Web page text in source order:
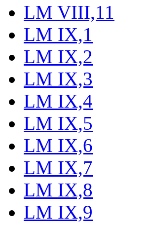
LM VIII,11
LM IX,1
LM IX,2
LM IX,3
LM IX,4
LM IX,5
LM IX,6
LM IX,7
LM IX,8
LM IX,9